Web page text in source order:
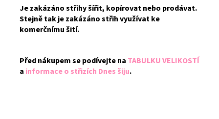
Je zakázáno střihy šířit, kopírovat nebo prodávat.
Stejně tak je zakázáno střih využívat ke
komerčnímu šití.
Před nákupem se podívejte na TABULKU VELIKOSTÍ
a informace o střizích Dnes šiju.